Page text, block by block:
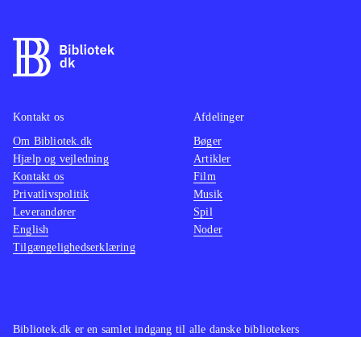
Bibliotek.dk er en samlet indgang til alle danske bibliotekers
Kontakt os
Om Bibliotek.dk
Hjælp og vejledning
Kontakt os
Privatlivspolitik
Leverandører
English
Tilgængelighedserklæring
Afdelinger
Bøger
Artikler
Film
Musik
Spil
Noder